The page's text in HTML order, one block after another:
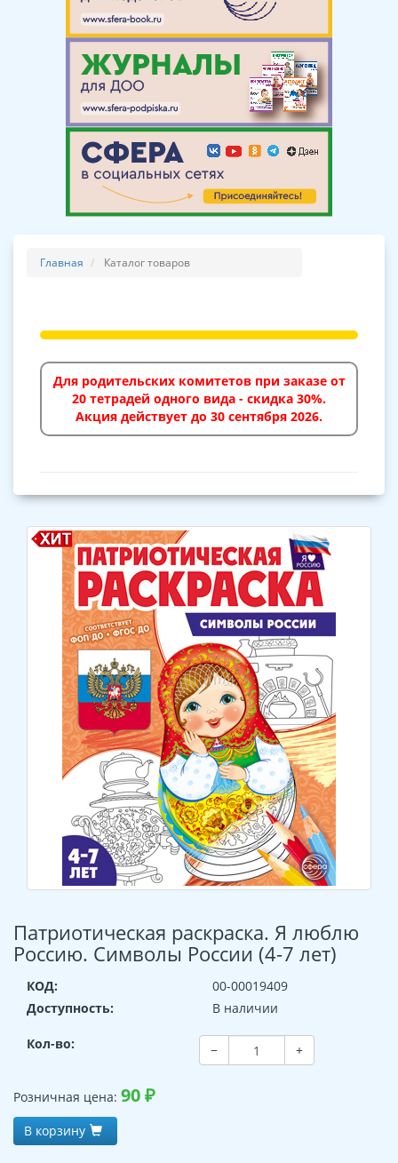
Главная Каталог товаров
Для родительских комитетов при заказе от
20 тетрадей одного вида - скидка 30%.
Акция действует до 30 сентября 2026.
Патриотическая раскраска. Я люблю
Россию. Символы России (4-7 лет)
КОД:
00-00019409
Доступность:
В наличии
Кол-во: − +
Розничная цена: 90₽
В корзину